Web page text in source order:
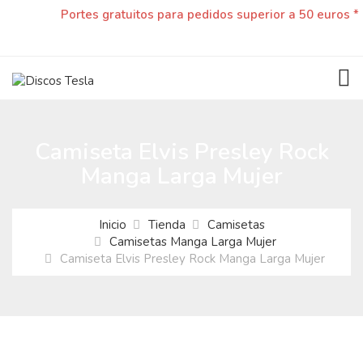
Portes gratuitos para pedidos superior a 50 euros *
Inicio Tienda
Camisetas
Camisetas Manga Larga Mujer
Camiseta Elvis Presley Rock Manga Larga Mujer